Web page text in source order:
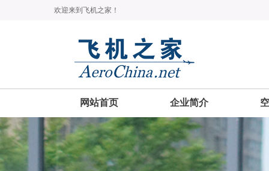
欢迎来到飞机之家！
网站首页 企业简介